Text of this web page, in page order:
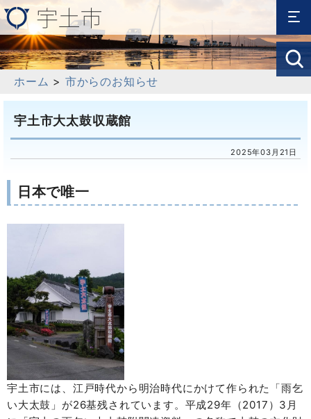
ホーム > 市からのお知らせ
宇土市大太鼓収蔵館
2025年03月21日
日本で唯一
宇土市には、江戸時代から明治時代にかけて作られた「雨乞
い大太鼓」が26基残されています。平成29年（2017）3月